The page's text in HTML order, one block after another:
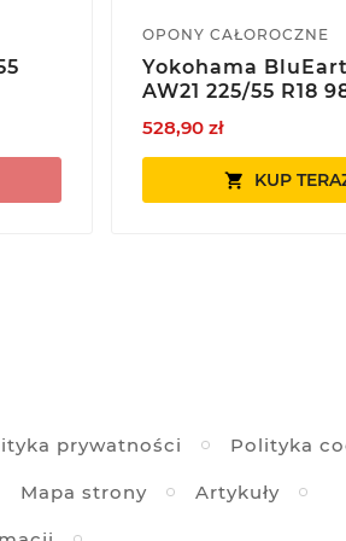
OPONY CAŁOROCZNE
Yokohama
AW21 225/55 R18
528,90 zł
 KUP
prywatności Polityka
Mapa strony Artykuły